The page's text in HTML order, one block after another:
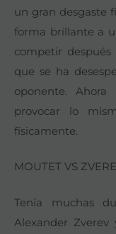
un gran desgaste
forma brillante a
competir
que se ha
oponente. Ahora
provocar lo
físicamente.
MOUTET VS
Tenía muchas
Alexander